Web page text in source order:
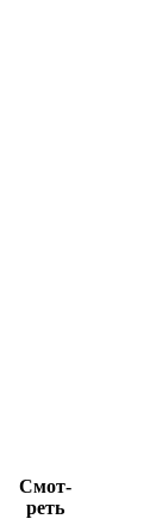
Смот­
реть